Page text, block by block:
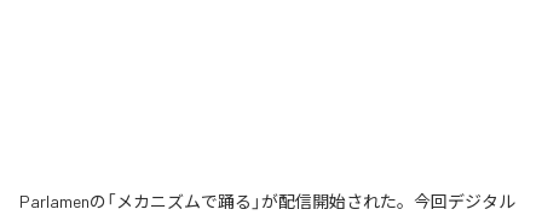
Parlamenの「メカニズムで踊る」が配信開始された。今回デジタル